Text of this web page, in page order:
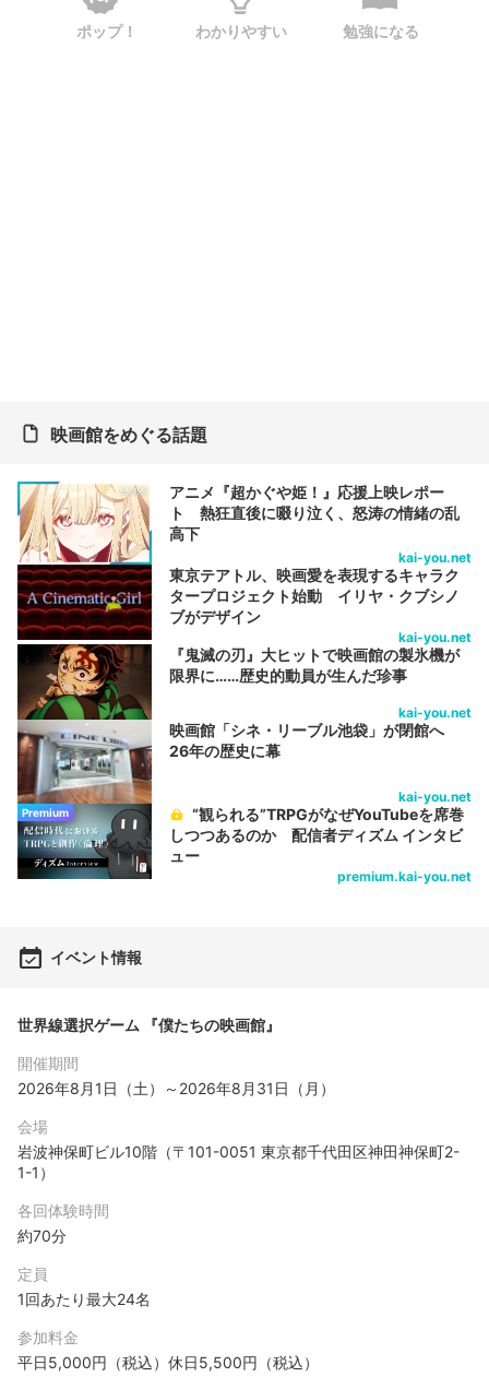
ポップ！ わかりやすい 勉強になる
映画館をめぐる話題
アニメ『超かぐや姫！』応援上映レポー
ト 熱狂直後に啜り泣く、怒涛の情緒の乱
高下
kai-you.net
東京テアトル、映画愛を表現するキャラク
タープロジェクト始動 イリヤ・クブシノ
ブがデザイン
kai-you.net
『鬼滅の刃』大ヒットで映画館の製氷機が
限界に……歴史的動員が生んだ珍事
kai-you.net
映画館「シネ・リーブル池袋」が閉館へ
26年の歴史に幕
kai-you.net
Premium
“観られる”TRPGがなぜYouTubeを席巻
しつつあるのか 配信者ディズム インタビ
ュー
premium.kai-you.net
イベント情報
世界線選択ゲーム 『僕たちの映画館』
開催期間
2026年8月1日（土）～2026年8月31日（月）
会場
岩波神保町ビル10階（〒101-0051 東京都千代田区神田神保町2-
1-1）
各回体験時間
約70分
定員
1回あたり最大24名
参加料金
平日5,000円（税込）休日5,500円（税込）